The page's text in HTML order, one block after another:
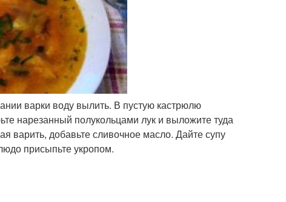
варки воду вылить. В пустую кастрюлю
нарезанный полукольцами лук и выложите туда
варить, добавьте сливочное масло. Дайте супу
присыпьте укропом.